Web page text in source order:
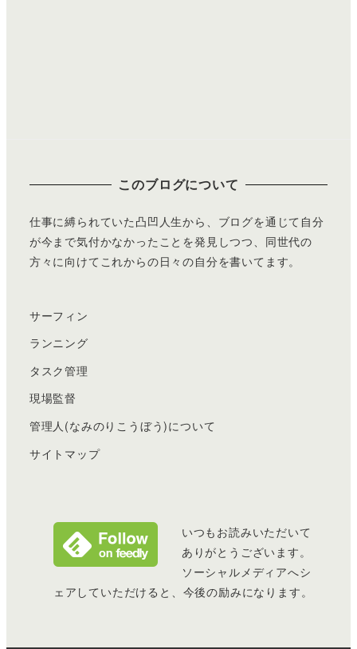
このブログについて
仕事に縛られていた凸凹人生から、ブログを通じて自分
が今まで気付かなかったことを発見しつつ、同世代の
方々に向けてこれからの日々の自分を書いてます。
サーフィン
ランニング
タスク管理
現場監督
管理人(なみのりこうぼう)について
サイトマップ
いつもお読みいただいて
ありがとうございます。
ソーシャルメディアへシ
ェアしていただけると、今後の励みになります。